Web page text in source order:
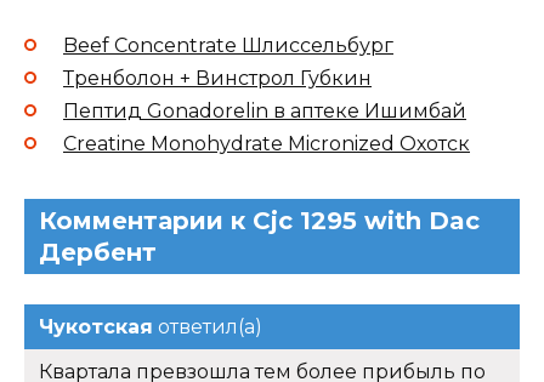
Beef Concentrate Шлиссельбург
Тренболон + Винстрол Губкин
Пептид Gonadorelin в аптеке Ишимбай
Creatine Monohydrate Micronized Охотск
Комментарии к Cjc 1295 with Dac
Дербент
Чукотская ответил(а)
Квартала превзошла тем более прибыль по